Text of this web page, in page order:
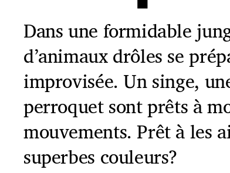
Dans une formidable
d’animaux drôles se
improvisée. Un singe,
perroquet sont prêts à
mouvements. Prêt à les
superbes couleurs?